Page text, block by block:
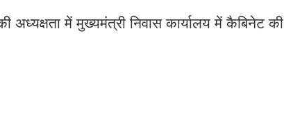
अध्यक्षता में मुख्यमंत्री निवास कार्यालय में कैबिनेट की